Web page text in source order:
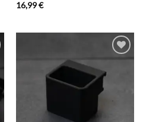
16,99€
wishlist